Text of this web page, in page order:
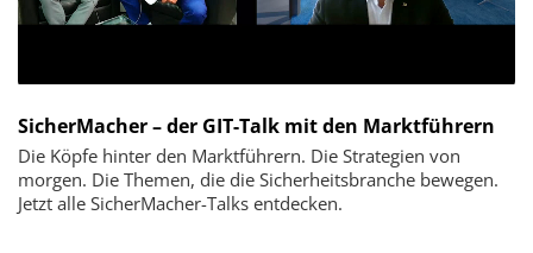
SicherMacher – der GIT-Talk mit den Marktführern
Die Köpfe hinter den Marktführern. Die Strategien von
morgen. Die Themen, die die Sicherheitsbranche bewegen.
Jetzt alle SicherMacher-Talks entdecken.